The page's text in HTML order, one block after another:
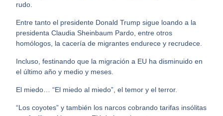
rudo.
Entre tanto el presidente Donald Trump sigue loando a la
presidenta Claudia Sheinbaum Pardo, entre otros
homólogos, la cacería de migrantes endurece y recrudece.
Incluso, festinando que la migración a EU ha disminuido en
el último año y medio y meses.
El miedo… “El miedo al miedo”, el temor y el terror.
“Los coyotes” y también los narcos cobrando tarifas insólitas